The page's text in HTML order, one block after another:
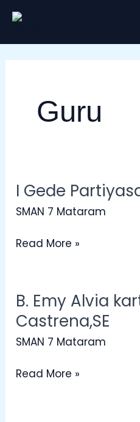
Skip
content
Guru
I Gede
SMAN 7 Mataram
I
Gede
Utama,S.Pd
Read More »
B. Emy Alvia
Castrena,SE
SMAN 7 Mataram
B.
Emy
kartika
Ratu
Read More »
Post
pagination